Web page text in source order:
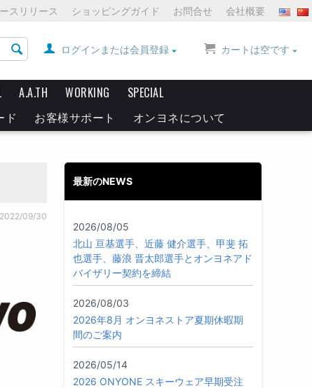
スリリース ショッピングガイド お問合せ 会社概要
カートは空です
ログインまたは会員登録
A.A.TH WORKING
SPECIAL
ド お客様サポート オンヨネについて
2022/09/30
最新のNEWS
2026/08/05
北山 亘基選手、近藤 健介選手、甲斐 拓
也選手、藤浪 晋太郎選手とオンヨネアド
バイザリー契約を締結
2026/08/03
2026年8月 オンヨネストア夏期休暇期
間のご案内
2026/05/14
2026 ONYONE スキーウェア早期受注